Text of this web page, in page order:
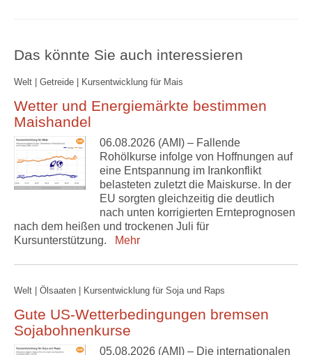
Das könnte Sie auch interessieren
Welt | Getreide | Kursentwicklung für Mais
Wetter und Energiemärkte bestimmen
Maishandel
06.08.2026 (AMI) – Fallende
Rohölkurse infolge von Hoffnungen auf
eine Entspannung im Irankonflikt
belasteten zuletzt die Maiskurse. In der
EU sorgten gleichzeitig die deutlich
nach unten korrigierten Ernteprognosen
nach dem heißen und trockenen Juli für
Kursunterstützung.
Mehr
Welt | Ölsaaten | Kursentwicklung für Soja und Raps
Gute US-Wetterbedingungen bremsen
Sojabohnenkurse
05.08.2026 (AMI) – Die internationalen